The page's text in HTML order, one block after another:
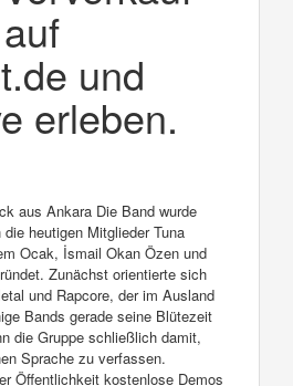
und
erleben.
aus Ankara Die Band wurde
heutigen Mitglieder Tuna
Ocak, İsmail Okan Özen und
Zunächst orientierte sich
und Rapcore, der im Ausland
Bands gerade seine Blütezeit
die Gruppe schließlich damit,
Sprache zu verfassen.
Öffentlichkeit kostenlose Demos